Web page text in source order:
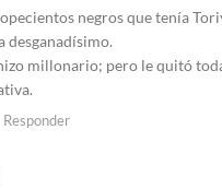
negros que tenía
desganadísimo.
millonario; pero le quitó
Responder